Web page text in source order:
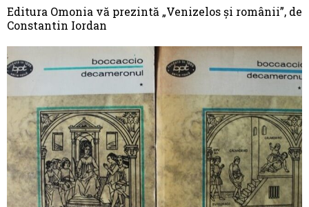
Editura Omonia vă prezintă „Venizelos şi românii”, de
Constantin Iordan